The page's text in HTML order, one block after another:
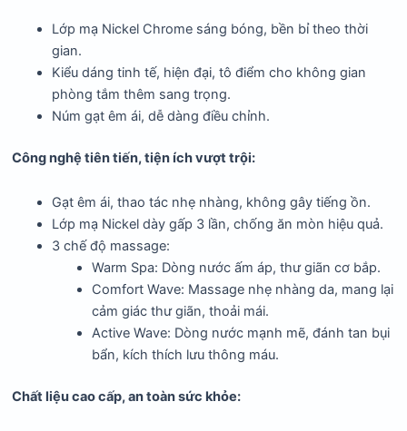
Lớp mạ Nickel Chrome sáng bóng, bền bỉ theo thời
gian.
Kiểu dáng tinh tế, hiện đại, tô điểm cho không gian
phòng tắm thêm sang trọng.
Núm gạt êm ái, dễ dàng điều chỉnh.
Công nghệ tiên tiến, tiện ích vượt trội:
Gạt êm ái, thao tác nhẹ nhàng, không gây tiếng ồn.
Lớp mạ Nickel dày gấp 3 lần, chống ăn mòn hiệu quả.
3 chế độ massage:
Warm Spa: Dòng nước ấm áp, thư giãn cơ bắp.
Comfort Wave: Massage nhẹ nhàng da, mang lại
cảm giác thư giãn, thoải mái.
Active Wave: Dòng nước mạnh mẽ, đánh tan bụi
bẩn, kích thích lưu thông máu.
Chất liệu cao cấp, an toàn sức khỏe: